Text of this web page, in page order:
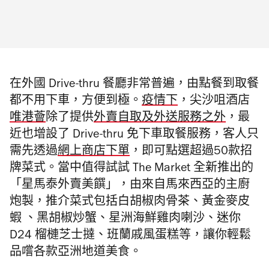
在外國 Drive-thru 餐廳非常普遍， 由點餐到取餐
都不用下車，方便到極。 疫情下 ，尖沙咀酒店
唯港薈除了提供外賣自取及外送服務之外 ，最
近也增設了 Drive-thru 免下車取餐服務，客人只
需先透過網上商店下單 ，即可點選超過50款招
牌菜式。當中值得試試 The Market 全新推出的
「星馬泰外賣美饌」，由來自馬來西亞的主廚
炮製， 推介菜式包括白胡椒肉骨茶、黃金麥皮
蝦 、黑胡椒炒蟹、星洲海鮮雞肉喇沙、 迷你
D24 榴槤芝士撻、班蘭戚風蛋糕等， 讓你輕鬆
品嚐各款亞洲地道美食。